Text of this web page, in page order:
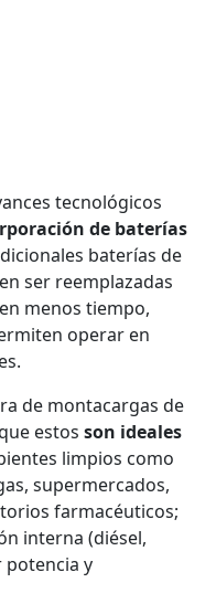
tecnológicos
de baterías
baterías de
ser reemplazadas
menos tiempo,
operar en
de montacargas de
estosson ideales
limpios como
supermercados,
farmacéuticos;
interna (diésel,
potencia y